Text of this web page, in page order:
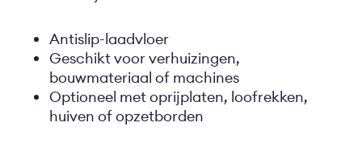
Antislip-laadvloer
Geschikt voor verhuizingen,
bouwmateriaal of machines
Optioneel met oprijplaten, loofrekken,
huiven of opzetborden